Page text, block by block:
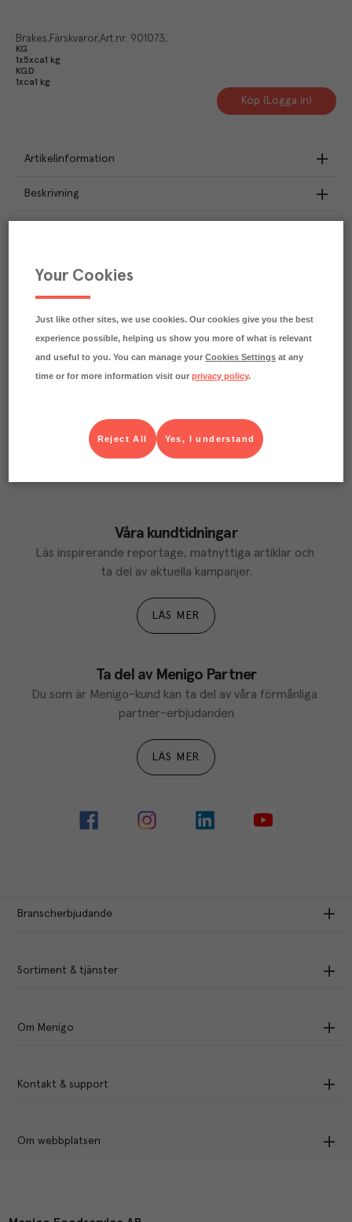
Brakes Färskvaror Art.nr. 901073
KG
1x5xca1 kg
KGD
1xca1 kg
Köp (Logga in)
Artikelinformation
Beskrivning
Klimatavtryck
Varje kilo av varan påverkar klimatet motsvarande
utsläppen av 17.9 kg koldioxid.
Våra kundtidningar
Läs inspirerande reportage, matnyttiga artiklar och
ta del av aktuella kampanjer.
LÄS MER
Ta del av Menigo Partner
Du som är Menigo-kund kan ta del av våra förmånliga
partner-erbjudanden
LÄS MER
Branscherbjudande
Sortiment & tjänster
Om Menigo
Kontakt & support
Om webbplatsen
Your Cookies
Just like other sites, we use cookies. Our cookies give you the best
experience possible, helping us show you more of what is relevant
and useful to you. You can manage yourCookies Settings at any
time or for more information visit ourprivacy policy.
Yes, I understand
Reject All